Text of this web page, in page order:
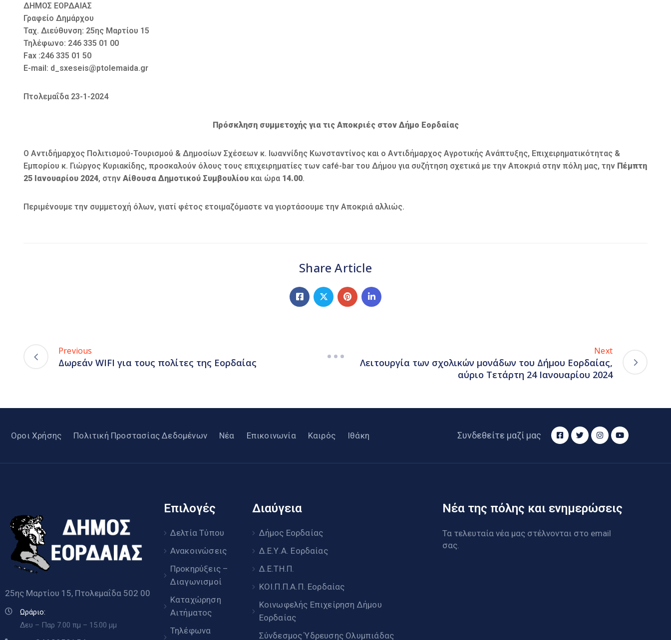
ΔΗΜΟΣ ΕΟΡΔΑΙΑΣ
Γραφείο Δημάρχου
Ταχ. Διεύθυνση: 25ης Μαρτίου 15
Τηλέφωνο: 246 335 01 00
Fax :246 335 01 50
E-mail: d_sxeseis@ptolemaida.gr
Πτολεμαΐδα 23-1-2024
Πρόσκληση συμμετοχής για τις Αποκριές στον Δήμο Εορδαίας
Ο Αντιδήμαρχος Πολιτισμού-Τουρισμού & Δημοσίων Σχέσεων κ. Ιωαννίδης Κωνσταντίνος και ο Αντιδήμαρχος Αγροτικής Ανάπτυξης, Επιχειρηματικότητας &
Εμπορίου κ. Γιώργος Κυριακίδης, προσκαλούν όλους τους επιχειρηματίες των café-bar του Δήμου για συζήτηση σχετικά με την Αποκριά στην πόλη μας, την Πέμπτη
25 Ιανουαρίου 2024, στην Αίθουσα Δημοτικού Συμβουλίου και ώρα 14.00.
Περιμένουμε την συμμετοχή όλων, γιατί φέτος ετοιμαζόμαστε να γιορτάσουμε την Αποκριά αλλιώς.
Share Article
Previous
Δωρεάν WIFI για τους πολίτες της Εορδαίας
Next
Λειτουργία των σχολικών μονάδων του Δήμου Εορδαίας,
αύριο Τετάρτη 24 Ιανουαρίου 2024
Οροι Χρήσης Πολιτική Προστασίας Δεδομένων Νέα Επικοινωνία Καιρός Ιθάκη Συνδεθείτε μαζί μας
25ης Μαρτίου 15, Πτολεμαΐδα 502 00
Ωράριο:
Δευ – Παρ 7.00 πμ – 15.00 μμ
Επιλογές
Δελτία Τύπου
Ανακοινώσεις
Προκηρύξεις –
Διαγωνισμοί
Καταχώρηση
Αιτήματος
Τηλέφωνα
Διαύγεια
Δήμος Εορδαίας
Δ.Ε.Υ.Α. Εορδαίας
Δ.Ε.ΤΗ.Π.
ΚΟΙ.Π.Π.Α.Π. Εορδαίας
Κοινωφελής Επιχείρηση Δήμου
Εορδαίας
Σύνδεσμος Ύδρευσης Ολυμπιάδας
Νέα της πόλης και ενημερώσεις
Τα τελευταία νέα μας στέλνονται στο email
σας.